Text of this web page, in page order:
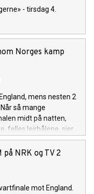
- tirsdag 4.
Norges kamp
mens nesten 2
så mange
midt på natten,
felles leirbålene, sier
NRK og TV 2
mot England.